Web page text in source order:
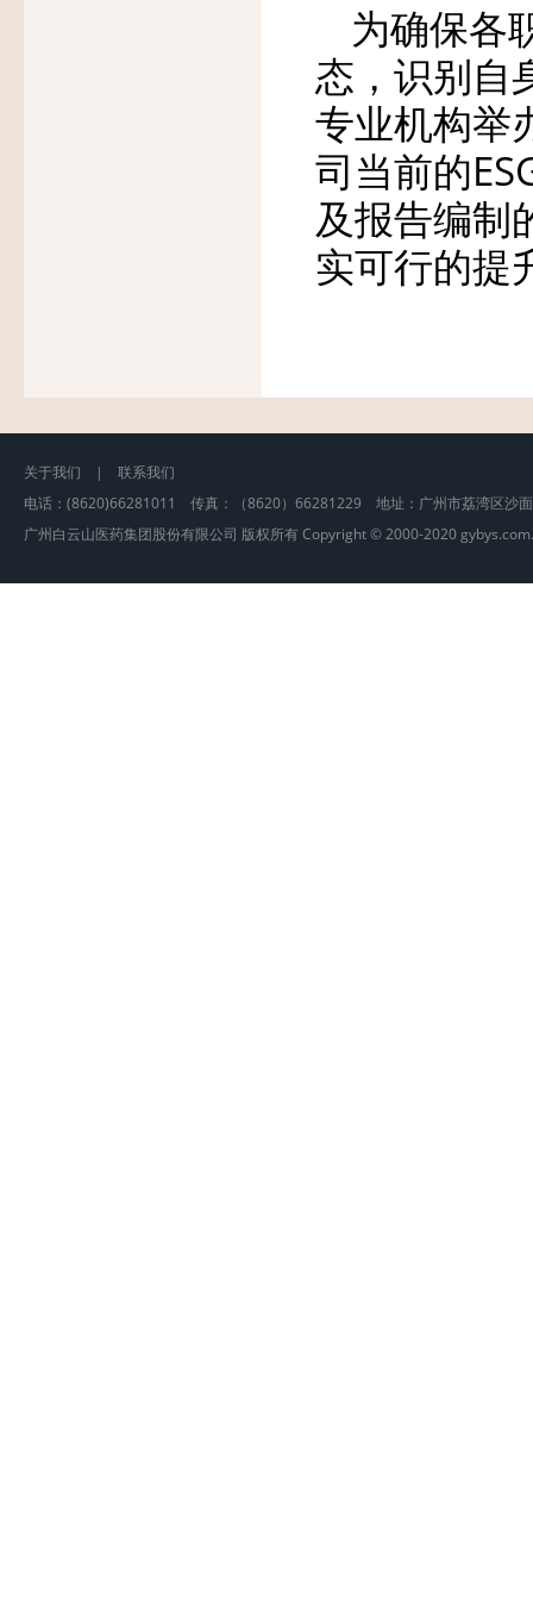
为确保各
态，识别自
专业机构举
司当前的
及报告编制
实可行的提
关于我们 | 联系我们
电话：(8620)66281011 传真：（8620）66281229 地址：广州市荔湾区沙
广州白云山医药集团股份有限公司 版权所有 Copyright © 2000-2020